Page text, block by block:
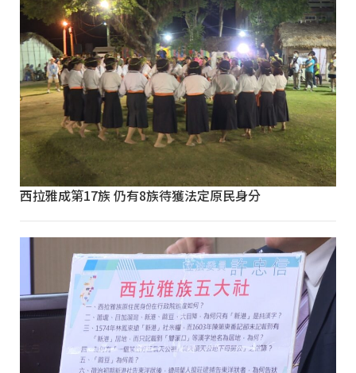
西拉雅成第17族 仍有8族待獲法定原民身分